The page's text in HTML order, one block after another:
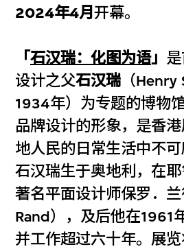
2024年4月开幕。
「石汉瑞：化图为语」
设计之父石汉瑞 （
1934年）为专题的博物
品牌设计的形象，是香
地人民的日常生活中不可
石汉瑞生于奥地利，在
著名平面设计师保罗．
Rand），及后他在1961
并工作超过六十年。展